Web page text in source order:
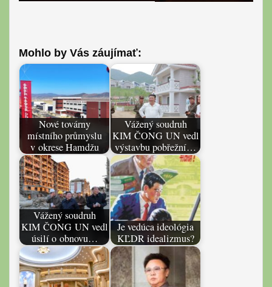
Mohlo by Vás záujímať:
Nové továrny
místního průmyslu
v okrese Hamdžu
Vážený soudruh
KIM ČONG UN vedl
výstavbu pobřežní…
Vážený soudruh
KIM ČONG UN vedl
úsilí o obnovu…
Je vedúca ideológia
KĽDR idealizmus?